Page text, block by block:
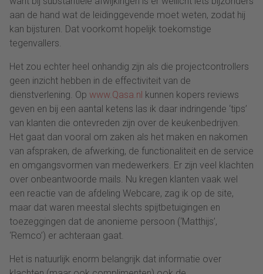
aan de hand wat de leidinggevende moet weten, zodat hij
kan bijsturen. Dat voorkomt hopelijk toekomstige
tegenvallers.
Het zou echter heel onhandig zijn als die projectcontrollers
geen inzicht hebben in de effectiviteit van de
dienstverlening. Op www.Qasa.nl kunnen kopers reviews
geven en bij een aantal ketens las ik daar indringende ‘tips’
van klanten die ontevreden zijn over de keukenbedrijven.
Het gaat dan vooral om zaken als het maken en nakomen
van afspraken, de afwerking, de functionaliteit en de service
en omgangsvormen van medewerkers. Er zijn veel klachten
over onbeantwoorde mails. Nu kregen klanten vaak wel
een reactie van de afdeling Webcare, zag ik op de site,
maar dat waren meestal slechts spijtbetuigingen en
toezeggingen dat de anonieme persoon (‘Matthijs’,
‘Remco’) er achteraan gaat.
Het is natuurlijk enorm belangrijk dat informatie over